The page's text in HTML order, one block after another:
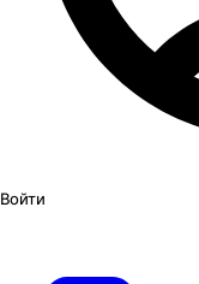
Войти